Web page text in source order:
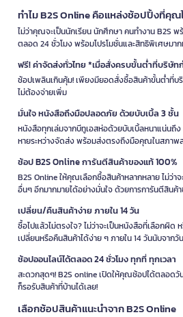
ทำไม B2S Online คือแหล่งช้อปปิ้งที่คุ
ไม่ว่าคุณจะเป็นนักเรียน นักศึกษา คนทำงาน B2S
ตลอด 24 ชั่วโมง พร้อมโปรโมชั่นและสิทธิพิเศษมา
ฟรี! ค่าจัดส่งทั่วไทย *เมื่อสั่งครบขั้นต่ำที่บริษัท
ช้อปเพลินเกินคุ้ม! เพียงมียอดสั่งซื้อสินค้าขั้นต่ำที่
ไม่ต้องจ่ายเพิ่ม
มั่นใจ หนังสือถึงมือปลอดภัย ด้วยบับเบิ้ล 3 ชั้น
หนังสือทุกเล่มจากบีทูเอสห่อด้วยบับเบิ้ลหนาแน่นถึ
หายระหว่างจัดส่ง พร้อมส่งตรงถึงมือคุณในสภา
ช้อป B2S Online การันตีสินค้าของแท้ 100%
B2S Online ให้คุณเลือกซื้อสินค้าหลากหลาย ไม่ว่า
อื่นๆ อีกมากมายได้อย่างมั่นใจ ด้วยการการันตีสินค้
เปลี่ยน/คืนสินค้าง่าย ภายใน 14 วัน
ซื้อไปแล้วไม่ตรงใจ? ไม่ว่าจะเป็นหนังสือที่เลือกผิ
เปลี่ยนหรือคืนสินค้าได้ง่าย ๆ ภายใน 14 วันนับจากวั
ช้อปออนไลน์ได้ตลอด 24 ชั่วโมง ทุกที่ ทุกเวลา
สะดวกสุดๆ! B2S online เปิดให้คุณช้อปได้ตลอดวั
ก็รอรับสินค้าที่บ้านได้เลย!
เลือกช้อปสินค้าแนะนำจาก B2S Online